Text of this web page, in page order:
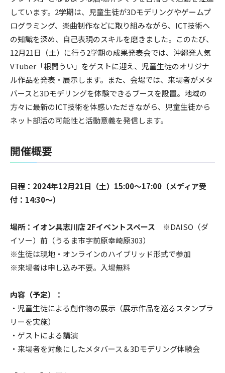
しています。2学期は、児童生徒が3Dモデリングやゲームプ
ログラミング、楽曲制作などに取り組みながら、ICT技術へ
の知識を深め、自己表現のスキルを磨きました。このたび、
12月21日（土）に行う2学期の成果発表会では、沖縄発人気
VTuber「根間うい」をゲストに迎え、児童生徒のオリジナ
ル作品を発表・展示します。また、会場では、来場者がメタ
バースと3Dモデリングを体験できるブースを設置。地域の
方々に最新のICT技術を体感いただきながら、児童生徒から
ネット部活の可能性と活動意義を発信します。
開催概要
日程：2024年12月21日（土）15:00～17:00（メディア受
付：14:30～）
場所：イオン具志川店 2Fイベントスペース ※DAISO（ダ
イソー）前（うるま市字前原幸崎原303）
※生徒は現地・オンラインのハイブリッド形式で参加
※来場者は申し込み不要。入場無料
内容（予定）：
・児童生徒による創作物の展示（展示作品を巡るスタンプラ
リーを実施）
・ゲストによる講演
・来場者を対象にしたメタバース＆3Dモデリング体験会